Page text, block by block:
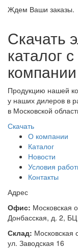
Ждем Ваши заказы.
Скачать
каталог
компании
Продукцию нашей
у наших дилеров в
в Московской
Скачать
О компании
Каталог
Новости
Условия
Контакты
Адрес
Офис: Московская
Донбасская, д. 2,
Склад: Московская
ул. Заводская 16